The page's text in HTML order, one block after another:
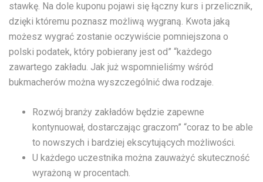
stawkę. Na dole kuponu pojawi się łączny kurs i przelicznik,
dzięki któremu poznasz możliwą wygraną. Kwota jaką
możesz wygrać zostanie oczywiście pomniejszona o
polski podatek, który pobierany jest od” “każdego
zawartego zakładu. Jak już wspomnieliśmy wśród
bukmacherów można wyszczególnić dwa rodzaje.
Rozwój branży zakładów będzie zapewne
kontynuował, dostarczając graczom” “coraz to be able
to nowszych i bardziej ekscytujących możliwości.
U każdego uczestnika można zauważyć skuteczność
wyrażoną w procentach.